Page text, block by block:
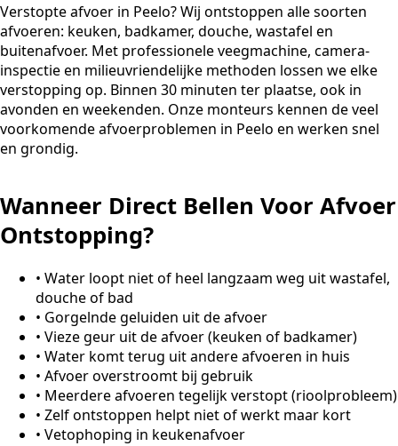
Verstopte afvoer in Peelo? Wij ontstoppen alle soorten
afvoeren: keuken, badkamer, douche, wastafel en
buitenafvoer. Met professionele veegmachine, camera-
inspectie en milieuvriendelijke methoden lossen we elke
verstopping op. Binnen 30 minuten ter plaatse, ook in
avonden en weekenden. Onze monteurs kennen de veel
voorkomende afvoerproblemen in Peelo en werken snel
en grondig.
Wanneer Direct Bellen Voor Afvoer
Ontstopping?
• Water loopt niet of heel langzaam weg uit wastafel,
douche of bad
• Gorgelnde geluiden uit de afvoer
• Vieze geur uit de afvoer (keuken of badkamer)
• Water komt terug uit andere afvoeren in huis
• Afvoer overstroomt bij gebruik
• Meerdere afvoeren tegelijk verstopt (rioolprobleem)
• Zelf ontstoppen helpt niet of werkt maar kort
• Vetophoping in keukenafvoer